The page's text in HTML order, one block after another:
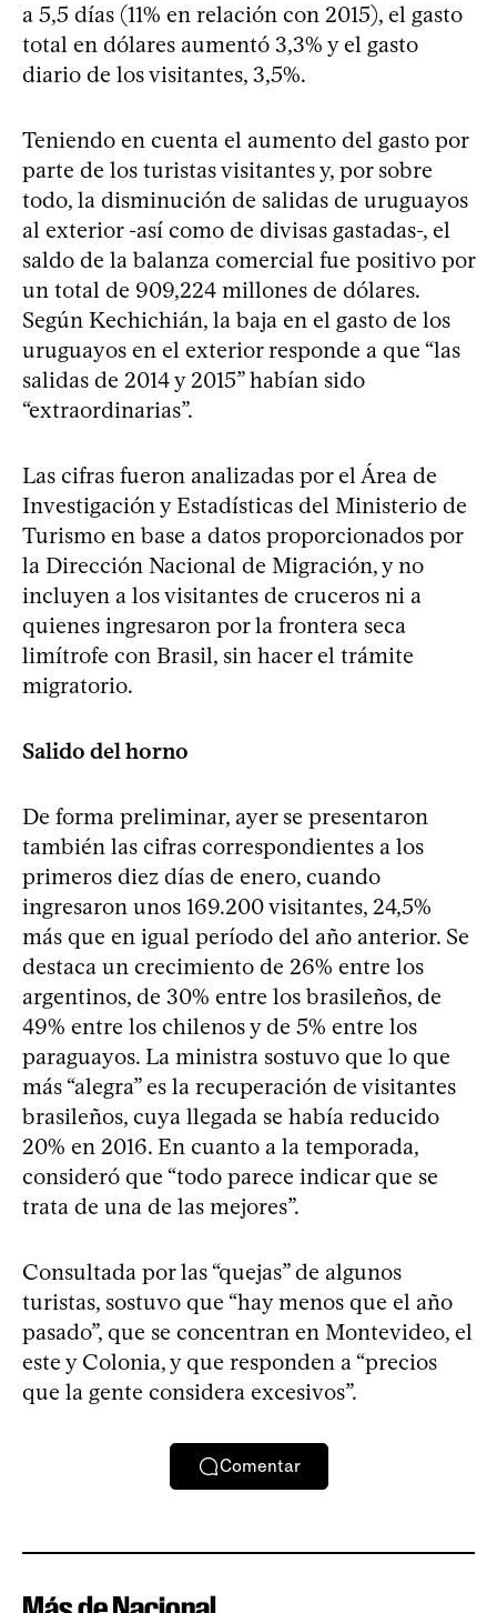
a 5,5 días (11% en relación con 2015), el gasto
total en dólares aumentó 3,3% y el gasto
diario de los visitantes, 3,5%.
Teniendo en cuenta el aumento del gasto por
parte de los turistas visitantes y, por sobre
todo, la disminución de salidas de uruguayos
al exterior -así como de divisas gastadas-, el
saldo de la balanza comercial fue positivo por
un total de 909,224 millones de dólares.
Según Kechichián, la baja en el gasto de los
uruguayos en el exterior responde a que “las
salidas de 2014 y 2015” habían sido
“extraordinarias”.
Las cifras fueron analizadas por el Área de
Investigación y Estadísticas del Ministerio de
Turismo en base a datos proporcionados por
la Dirección Nacional de Migración, y no
incluyen a los visitantes de cruceros ni a
quienes ingresaron por la frontera seca
limítrofe con Brasil, sin hacer el trámite
migratorio.
Salido del horno
De forma preliminar, ayer se presentaron
también las cifras correspondientes a los
primeros diez días de enero, cuando
ingresaron unos 169.200 visitantes, 24,5%
más que en igual período del año anterior. Se
destaca un crecimiento de 26% entre los
argentinos, de 30% entre los brasileños, de
49% entre los chilenos y de 5% entre los
paraguayos. La ministra sostuvo que lo que
más “alegra” es la recuperación de visitantes
brasileños, cuya llegada se había reducido
20% en 2016. En cuanto a la temporada,
consideró que “todo parece indicar que se
trata de una de las mejores”.
Consultada por las “quejas” de algunos
turistas, sostuvo que “hay menos que el año
pasado”, que se concentran en Montevideo, el
este y Colonia, y que responden a “precios
que la gente considera excesivos”.
Comentar